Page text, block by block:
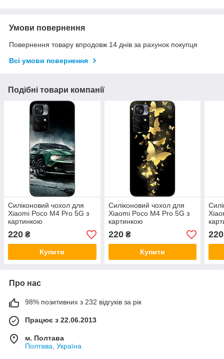
Умови повернення
Повернення товару впродовж 14 днів за рахунок покупця
Всі умови повернення
Подібні товари компанії
Силіконовий чохол для
Xiaomi Poco M4 Pro 5G з
картинкою
220 ₴
Купити
Силіконовий чохол для
Xiaomi Poco M4 Pro 5G з
картинкою
220₴
Купити
220
Про нас
98% позитивних з 232 відгуків за рік
Працює з 22.06.2013
м. Полтава
Полтава, Україна